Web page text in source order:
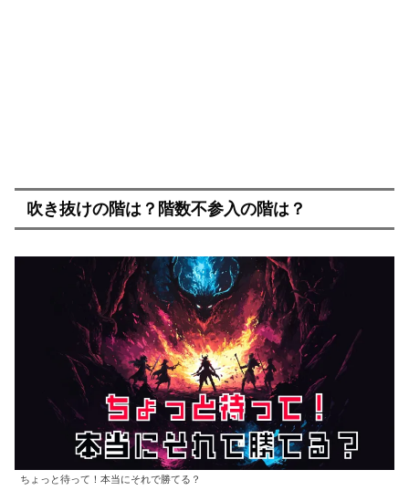
吹き抜けの階は？階数不参入の階は？
ちょっと待って！本当にそれで勝てる？